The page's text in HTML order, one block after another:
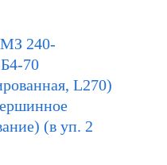
240-
70
L270)
(в уп. 2